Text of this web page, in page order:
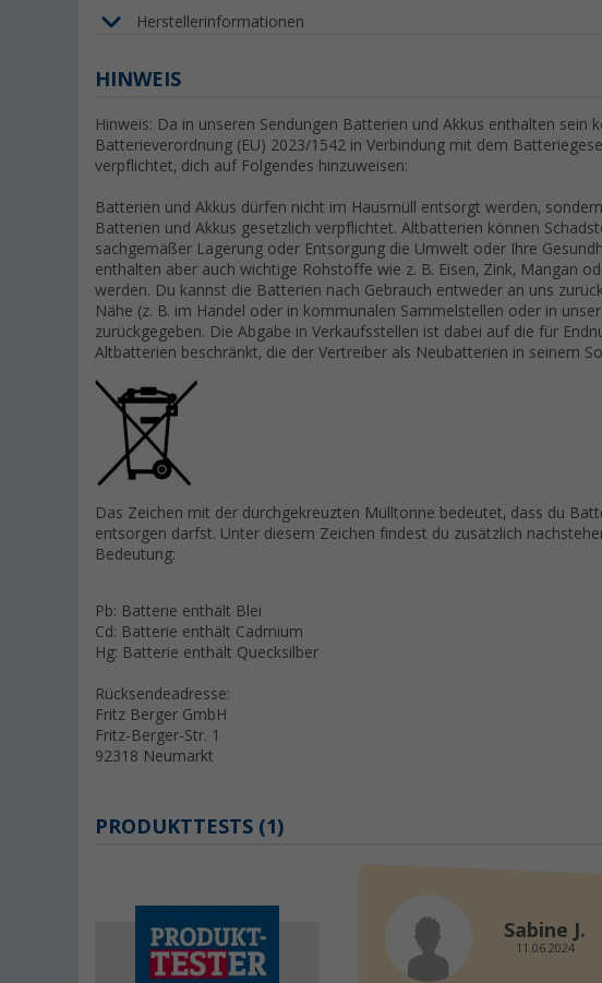
Herstellerinformationen
HINWEIS
Hinweis: Da in unseren Sendungen Batterien und Akkus enthalten sein
Batterieverordnung (EU) 2023/1542 in Verbindung mit dem
verpflichtet, dich auf Folgendes hinzuweisen:
Batterien und Akkus dürfen nicht im Hausmüll entsorgt werden,
Batterien und Akkus gesetzlich verpflichtet. Altbatterien können
sachgemäßer Lagerung oder Entsorgung die Umwelt oder Ihre
enthalten aber auch wichtige Rohstoffe wie z. B. Eisen, Zink, Mangan
werden. Du kannst die Batterien nach Gebrauch entweder an uns
Nähe (z. B. im Handel oder in kommunalen Sammelstellen oder in
zurückgegeben. Die Abgabe in Verkaufsstellen ist dabei auf die für
Altbatterien beschränkt, die der Vertreiber als Neubatterien in seinem
Das Zeichen mit der durchgekreuzten Mülltonne bedeutet, dass du
entsorgen darfst. Unter diesem Zeichen findest du zusätzlich
Bedeutung:
Pb: Batterie enthält Blei
Cd: Batterie enthält Cadmium
Hg: Batterie enthält Quecksilber
Rücksendeadresse:
Fritz Berger GmbH
Fritz-Berger-Str. 1
92318 Neumarkt
PRODUKTTESTS (1)
Sabine J.
11.06.2024